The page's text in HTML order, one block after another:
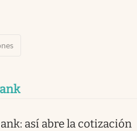
así abre la cotización